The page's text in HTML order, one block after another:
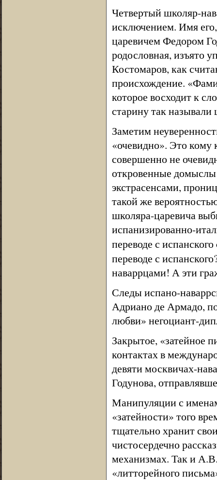
Четвертый школяр-
исключением. Имя
царевичем Федором
родословная, изъято
Костомаров, как
происхождение.
которое восходит к
старину так
Заметим
«очевидно». Это
совершенно не
откровенные
экстрасенсами,
такой же
школяра-царевича
испанизированно-
переводе с испанского
переводе с
наваррцами! А эти
Следы испано-
Адриано де Армадо,
любви» негоциант-
Закрытое, «затейное
контактах в
девяти москвичах-
Годунова,
Манипуляции с
«затейности» того
тщательно хранит
чистосердечно
механизмах. Так и
«литторейного